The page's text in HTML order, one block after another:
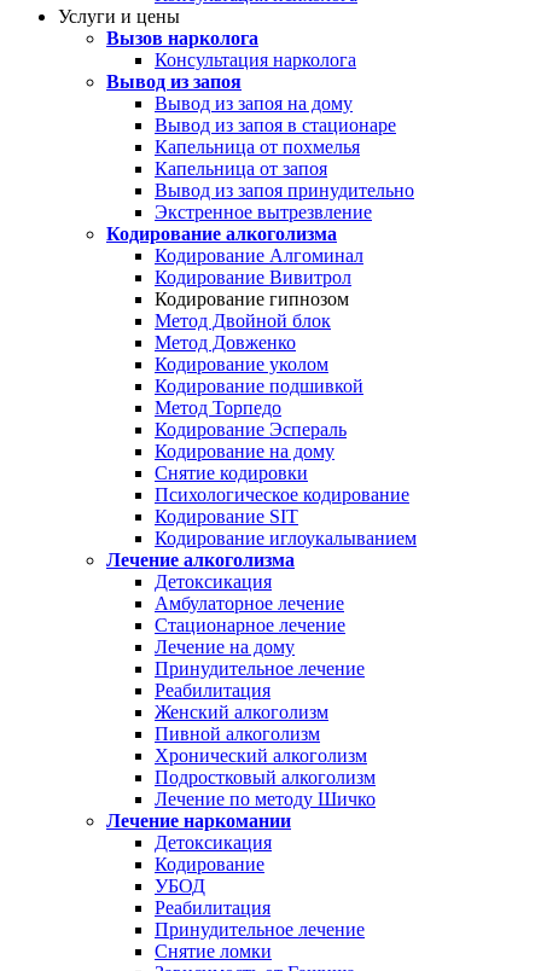
Услуги и цены
Вызов нарколога
Консультация нарколога
Вывод из запоя
Вывод из запоя на дому
Вывод из запоя в стационаре
Капельница от похмелья
Капельница от запоя
Вывод из запоя принудительно
Экстренное вытрезвление
Кодирование алкоголизма
Кодирование Алгоминал
Кодирование Вивитрол
Кодирование гипнозом
Метод Двойной блок
Метод Довженко
Кодирование уколом
Кодирование подшивкой
Метод Торпедо
Кодирование Эспераль
Кодирование на дому
Снятие кодировки
Психологическое кодирование
Кодирование SIT
Кодирование иглоукалыванием
Лечение алкоголизма
Детоксикация
Амбулаторное лечение
Стационарное лечение
Лечение на дому
Принудительное лечение
Реабилитация
Женский алкоголизм
Пивной алкоголизм
Хронический алкоголизм
Подростковый алкоголизм
Лечение по методу Шичко
Лечение наркомании
Детоксикация
Кодирование
УБОД
Реабилитация
Принудительное лечение
Снятие ломки